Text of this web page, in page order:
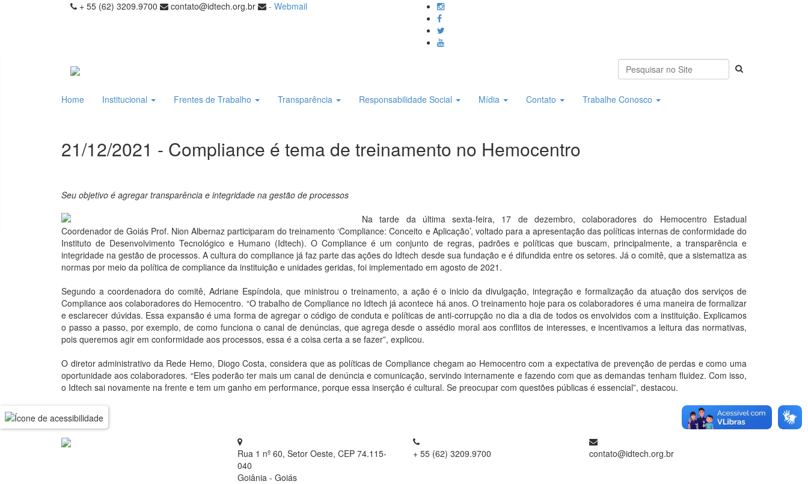
+ 55 (62) 3209.9700 contato@idtech.org.br - Webmail
Home Institucional Frentes de Trabalho Transparência Responsabilidade Social Mídia Contato Trabalhe Conosco
21/12/2021 - Compliance é tema de treinamento no Hemocentro
Seu objetivo é agregar transparência e integridade na gestão de processos
Na tarde da última sexta-feira, 17 de dezembro, colaboradores do Hemocentro Estadual
Coordenador de Goiás Prof. Nion Albernaz participaram do treinamento ‘Compliance: Conceito e Aplicação’, voltado para a apresentação das políticas internas de conformidade do
Instituto de Desenvolvimento Tecnológico e Humano (Idtech). O Compliance é um conjunto de regras, padrões e políticas que buscam, principalmente, a transparência e
integridade na gestão de processos. A cultura do compliance já faz parte das ações do Idtech desde sua fundação e é difundida entre os setores. Já o comitê, que a sistematiza as
normas por meio da política de compliance da instituição e unidades geridas, foi implementado em agosto de 2021.
Segundo a coordenadora do comitê, Adriane Espíndola, que ministrou o treinamento, a ação é o inicio da divulgação, integração e formalização da atuação dos serviços de
Compliance aos colaboradores do Hemocentro. “O trabalho de Compliance no Idtech já acontece há anos. O treinamento hoje para os colaboradores é uma maneira de formalizar
e esclarecer dúvidas. Essa expansão é uma forma de agregar o código de conduta e políticas de anti-corrupção no dia a dia de todos os envolvidos com a instituição. Explicamos
o passo a passo, por exemplo, de como funciona o canal de denúncias, que agrega desde o assédio moral aos conflitos de interesses, e incentivamos a leitura das normativas,
pois queremos agir em conformidade aos processos, essa é a coisa certa a se fazer”, explicou.
O diretor administrativo da Rede Hemo, Diogo Costa, considera que as políticas de Compliance chegam ao Hemocentro com a expectativa de prevenção de perdas e como uma
oportunidade aos colaboradores. “Eles poderão ter mais um canal de denúncia e comunicação, servindo internamente e fazendo com que as demandas tenham fluidez. Com isso,
o Idtech sai novamente na frente e tem um ganho em performance, porque essa inserção é cultural. Se preocupar com questões públicas é essencial”, destacou.
Rua 1 nº 60, Setor Oeste, CEP 74.115-
040
Goiânia - Goiás
+ 55 (62) 3209.9700 contato@idtech.org.br